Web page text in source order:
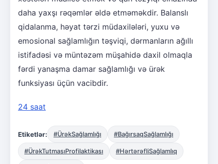
daha yaxşı rəqəmlər əldə etməməkdir. Balanslı
qidalanma, həyat tərzi müdaxilələri, yuxu və
emosional sağlamlığın təşviqi, dərmanların ağıllı
istifadəsi və müntəzəm müşahidə daxil olmaqla
fərdi yanaşma damar sağlamlığı və ürək
funksiyası üçün vacibdir.
24 saat
Etiketlər: #ÜrəkSağlamlığı #BağırsaqSağlamlığı
#ÜrəkTutmasıProfilaktikası #HərtərəfliSağlamlıq